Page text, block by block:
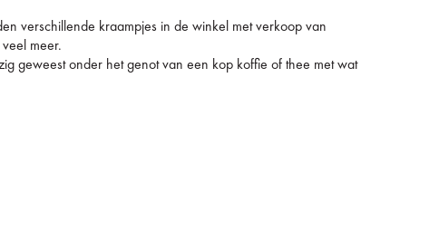
verschillende kraampjes in de winkel met verkoop van
meer.
geweest onder het genot van een kop koffie of thee met wat